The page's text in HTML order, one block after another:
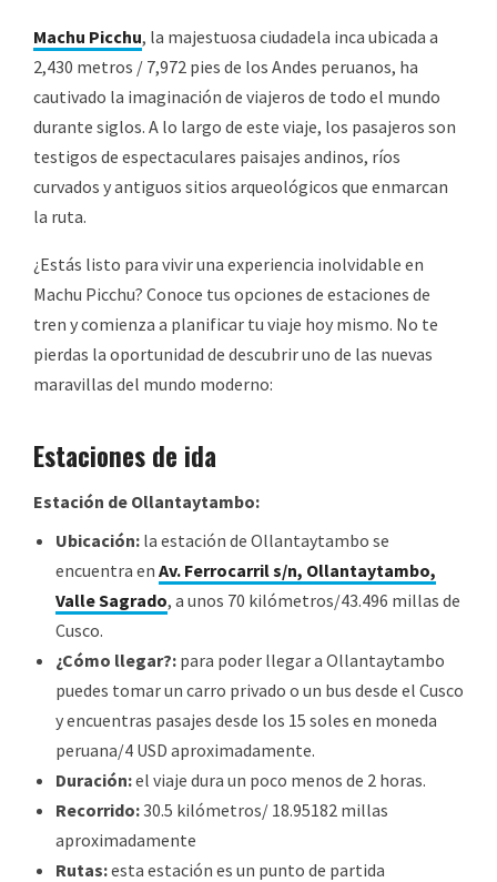
Machu Picchu, la majestuosa ciudadela inca ubicada a
2,430 metros / 7,972 pies de los Andes peruanos, ha
cautivado la imaginación de viajeros de todo el mundo
durante siglos. A lo largo de este viaje, los pasajeros son
testigos de espectaculares paisajes andinos, ríos
curvados y antiguos sitios arqueológicos que enmarcan
la ruta.
¿Estás listo para vivir una experiencia inolvidable en
Machu Picchu? Conoce tus opciones de estaciones de
tren y comienza a planificar tu viaje hoy mismo. No te
pierdas la oportunidad de descubrir uno de las nuevas
maravillas del mundo moderno:
Estaciones de ida
Estación de Ollantaytambo:
Ubicación: la estación de Ollantaytambo se
encuentra en Av. Ferrocarril s/n, Ollantaytambo,
Valle Sagrado, a unos 70 kilómetros/43.496 millas de
Cusco.
¿Cómo llegar?: para poder llegar a Ollantaytambo
puedes tomar un carro privado o un bus desde el Cusco
y encuentras pasajes desde los 15 soles en moneda
peruana/4 USD aproximadamente.
Duración:el viaje dura un poco menos de 2 horas.
Recorrido:30.5 kilómetros/ 18.95182 millas
aproximadamente
Rutas:esta estación es un punto de partida